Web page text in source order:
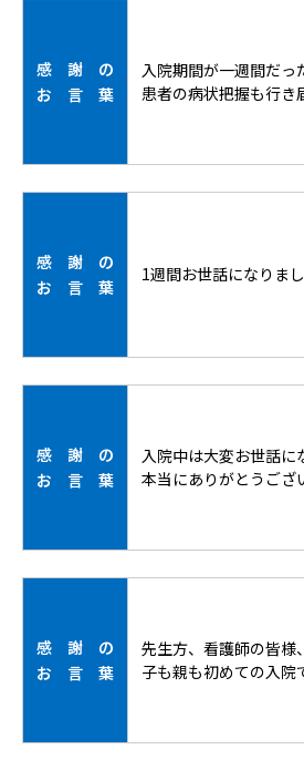
感 謝 の
お 言 葉
入院期間が一週間だっ
患者の病状把握も行き
感 謝 の
お 言 葉
1週間お世話になりま
感 謝 の
お 言 葉
入院中は大変お世話に
本当にありがとうござ
感 謝 の
お 言 葉
先生方、看護師の皆様
子も親も初めての入院